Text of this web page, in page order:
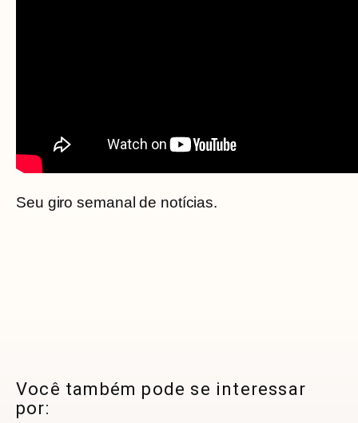
Seu giro semanal de notícias.
Você também pode se interessar
por: